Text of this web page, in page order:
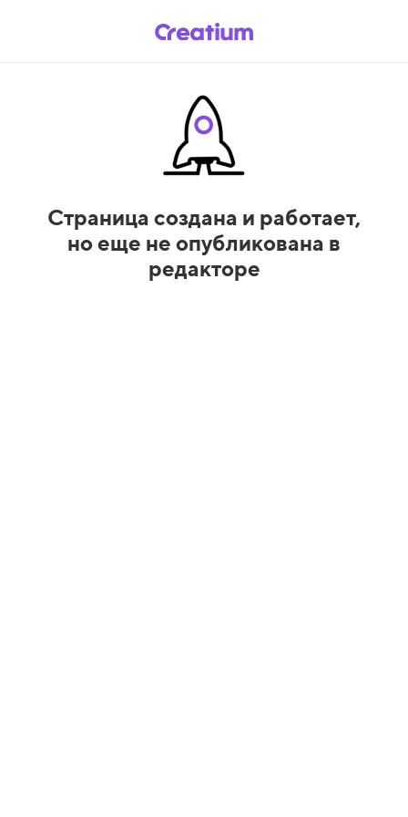
Страница создана и работает,
но еще не опубликована в
редакторе